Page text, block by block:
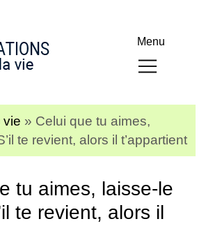
Menu
vie » Celui que tu aimes,
te revient, alors il t’appartient
tu aimes, laisse-le
te revient, alors il